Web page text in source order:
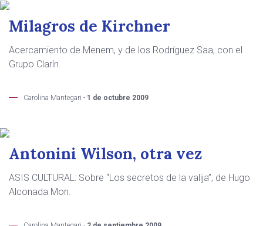
Milagros de Kirchner
Acercamiento de Menem, y de los Rodríguez Saa, con el
Grupo Clarín.
Carolina Mantegari - 1 de octubre 2009
Antonini Wilson, otra vez
ASIS CULTURAL: Sobre “Los secretos de la valija”, de Hugo
Alconada Mon.